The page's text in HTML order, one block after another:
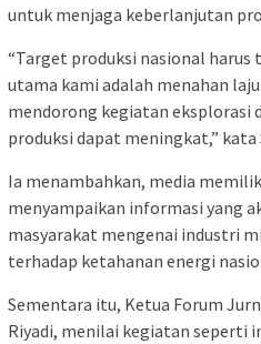
untuk menjaga keberlanjutan
“Target produksi nasional harus
utama kami adalah menahan
mendorong kegiatan eksplorasi
produksi dapat meningkat,” kata
Ia menambahkan, media
menyampaikan informasi yang
masyarakat mengenai industri
terhadap ketahanan energi
Sementara itu, Ketua Forum
Riyadi, menilai kegiatan seperti